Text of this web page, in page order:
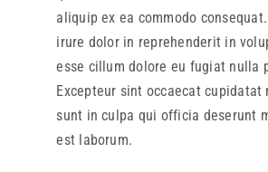
aliquip ex ea commodo
irure dolor in reprehenderit in
esse cillum dolore eu fugiat nulla
Excepteur sint occaecat cupidatat
sunt in culpa qui officia deserunt
est laborum.